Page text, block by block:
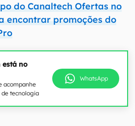
do Canaltech Ofertas no
encontrar promoções do
está no
acompanhe
de tecnologia
WhatsApp